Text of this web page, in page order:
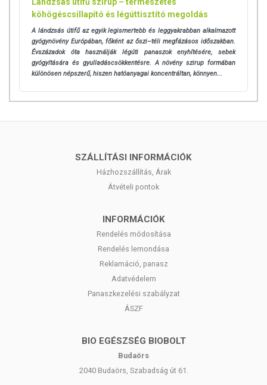
köhögéscsillapító és légúttisztító megoldás
A lándzsás útifű az egyik legismertebb és leggyakrabban alkalmazott
gyógynövény Európában, főként az őszi–téli megfázásos időszakban.
Évszázadok óta használják légúti panaszok enyhítésére, sebek
gyógyítására és gyulladáscsökkentésre. A növény szirup formában
különösen népszerű, hiszen hatóanyagai koncentráltan, könnyen...
SZÁLLÍTÁSI INFORMÁCIÓK
Házhozszállítás, Árak
Átvételi pontok
INFORMÁCIÓK
Rendelés módosítása
Rendelés lemondása
Reklamáció, panasz
Adatvédelem
Panaszkezelési szabályzat
ÁSZF
BIO EGÉSZSÉG BIOBOLT
Budaörs
2040 Budaörs, Szabadság út 61.